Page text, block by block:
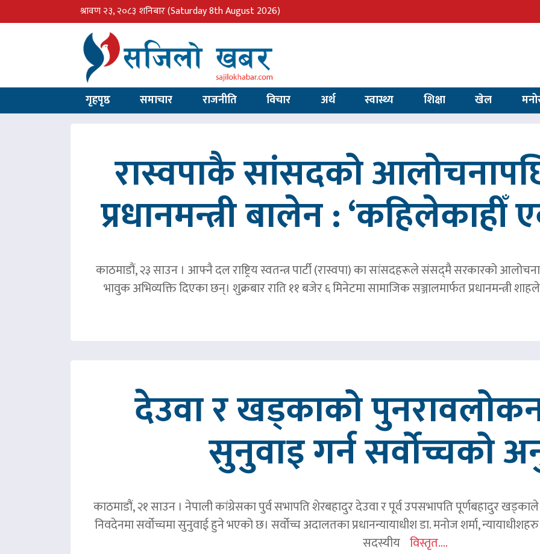
श्रावण २३, २०८३ शनिबार(Saturday 8th August 2026)
गृहपृष्ठ समाचार राजनीति विचार अर्थ स्वास्थ्य शिक्षा खेल
रास्वपाकै सांसदको
प्रधानमन्त्री बालेन : ‘कहिलेकाहीँ
काठमाडौं, २३ साउन । आफ्नै दल राष्ट्रिय स्वतन्त्र पार्टी (रास्वपा) का सांसदहरूले संसद्‌मै सरकारको आलोचना
भावुक अभिव्यक्ति दिएका छन्। शुक्रबार राति ११ बजेर ६ मिनेटमा सामाजिक सञ्जालमार्फत
देउवा र खड्काको
सुनुवाइ गर्न सर्वोच्चको
काठमाडौं, २१ साउन । नेपाली कांग्रेसका पुर्व सभापति शेरबहादुर देउवा र पूर्व उपसभापति पूर्णबहादुर
निवदेनमा सर्वोच्चमा सुनुवाई हुने भएको छ। सर्वोच्च अदालतका प्रधानन्यायाधीश डा. मनोज शर्मा,
सदस्यीय विस्तृत....